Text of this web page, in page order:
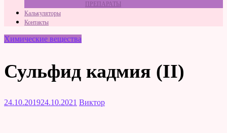
ПРЕПАРАТЫ
Калькуляторы
Контакты
Химические вещества
Сульфид кадмия (II)
24.10.201924.10.2021 Виктор